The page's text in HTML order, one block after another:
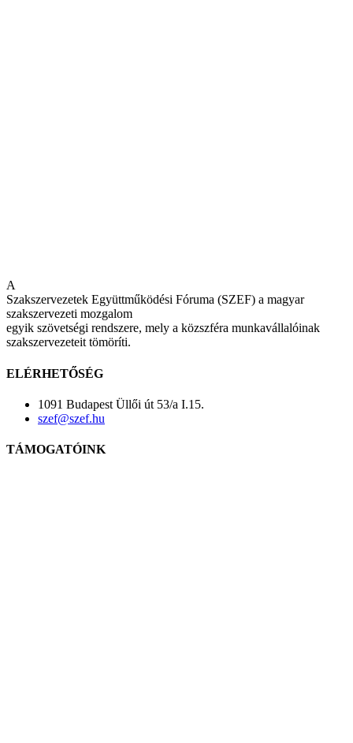
A
Szakszervezetek Együttműködési Fóruma (SZEF) a magyar
szakszervezeti mozgalom
egyik szövetségi rendszere, mely a közszféra munkavállalóinak
szakszervezeteit tömöríti.
ELÉRHETŐSÉG
1091 Budapest Üllői út 53/a I.15.
szef@szef.hu
TÁMOGATÓINK